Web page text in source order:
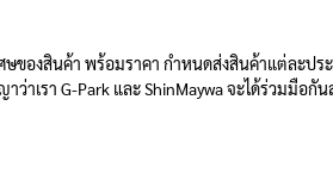
สินค้า พร้อมราคา กำหนดส่งสินค้าแต่ละประ
าเรา G-Park และ ShinMaywa จะได้ร่วมมื